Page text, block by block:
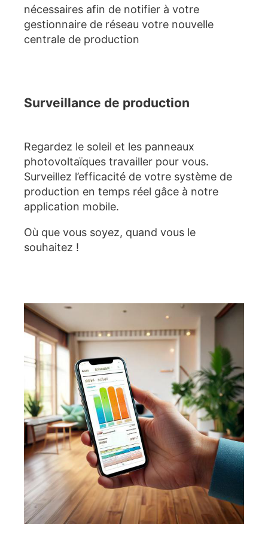
nécessaires afin de notifier à votre
gestionnaire de réseau votre nouvelle
centrale de production
Surveillance de production
Regardez le soleil et les panneaux
photovoltaïques travailler pour vous.
Surveillez l’efficacité de votre système de
production en temps réel gâce à notre
application mobile.
Où que vous soyez, quand vous le
souhaitez !